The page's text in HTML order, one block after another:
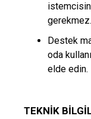
gerekmez.
Destek
oda
elde edin.
TEKNIK